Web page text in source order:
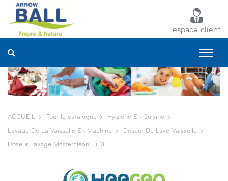
espace client
ACCUEIL Tout le catalogue Hygiene En Cuisine
Lavage De La Vaisselle En Machine Doseur De Lave-Vaisselle
Doseur Lavage Masterclean L+di
Panneau de gestion des cookies